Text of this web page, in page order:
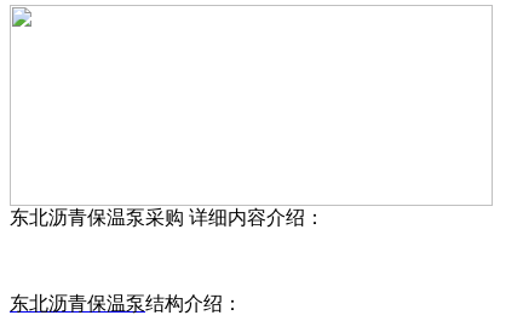
东北沥青保温泵采购 详细内容介绍：
东北沥青保温泵结构介绍：